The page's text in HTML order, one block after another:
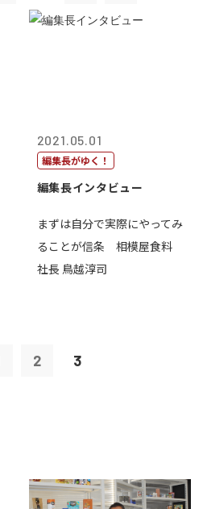
2021.05.01
編集長がゆく！
編集長インタビュー
まずは自分で実際にやってみ
ることが信条 相模屋食料
社長 鳥越淳司
2 3